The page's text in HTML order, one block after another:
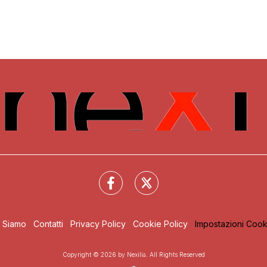
Siamo Contatti Privacy Policy Cookie Policy Impostazioni
Copyright © 2026 by Nexilia. All Rights Reserved